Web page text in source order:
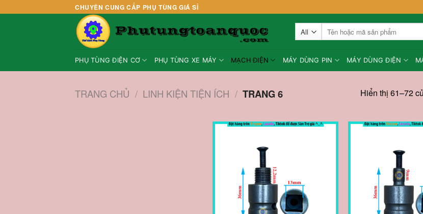
CHUYÊN CUNG CẤP PHỤ TÙNG GIÁ SỈ
kiếm:
PHỤ TÙNG ĐIỆN CƠ PHỤ TÙNG XE MÁY MẠCH ĐIỆN MÁY DÙNG PIN MÁY DÙNG ĐIỆN
TRANG CHỦ / LINH KIỆN TIỆN ÍCH / TRANG 6 Hiển thị 61–72